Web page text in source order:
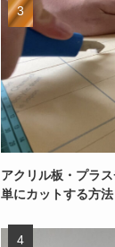
アクリル板・プラ
単にカットする方法